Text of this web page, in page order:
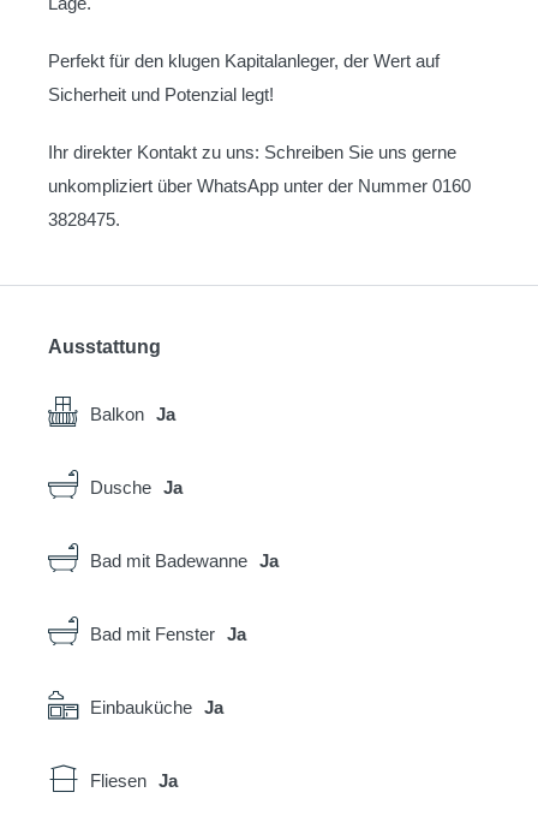
Perfekt für den klugen Kapitalanleger, der Wert auf
Sicherheit und Potenzial legt!
Ihr direkter Kontakt zu uns: Schreiben Sie uns gerne
unkompliziert über WhatsApp unter der Nummer 0160
3828475.
Ausstattung
Balkon Ja
Dusche Ja
Bad mit Badewanne Ja
Bad mit Fenster Ja
Einbauküche Ja
Fliesen Ja